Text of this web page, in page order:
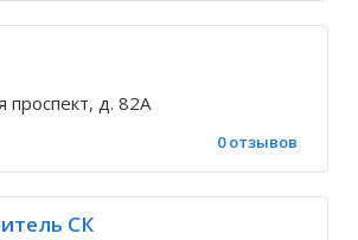
проспект, д. 82А
0 отзывов
СК